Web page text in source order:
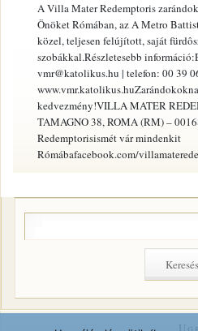
A Villa Mater Redemptoris
Önöket Rómában, az A Metro
közel, teljesen felújított, saját
szobákkal.Részletesebb
vmr@katolikus.hu | telefon: 00 39
kedvezmény!VILLA MATER
TAMAGNO 38, ROMA (RM) –
Redemptorisismét vár mindenkit
Rómábafacebook.com/